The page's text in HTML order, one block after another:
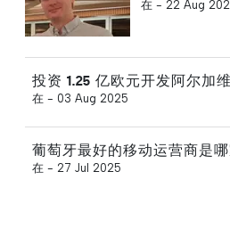
在 - 22 Aug
投资 1.25 亿欧元开发阿尔加维
在 - 03 Aug 2025
葡萄牙最好的移动运营商是哪
在 - 27 Jul 2025